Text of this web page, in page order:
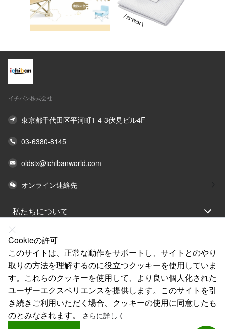
イチバン株式会社
東京都千代田区平河町1-4-3伏見ビル4F
03-6380-8145
oldsix@ichibanworld.com
オンライン連絡先
私たちについて
法律声明
ヘルプ
サービス
リンク
Cookieの許可
このサイトは、正常な動作をサポートし、サイトとのやり
取りの方法を理解するのに役立つクッキーを使用していま
す。これらのクッキーを使用して、より良い個人化された
ユーザーエクスペリエンスを提供します。このサイトを引
き続きご利用いただく場合、クッキーの使用に同意したも
のとみなされます。
さらに詳しく